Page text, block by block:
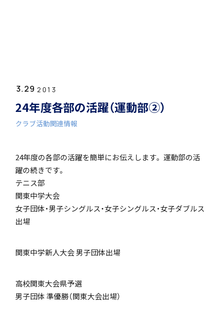
3.29 2013
24年度各部の活躍（運動部②）
クラブ活動関連情報
24年度の各部の活躍を簡単にお伝えします。 運動部の活
躍の続きです。
テニス部
関東中学大会
女子団体・男子シングルス・女子シングルス・女子ダブルス
出場
関東中学新人大会 男子団体出場
高校関東大会県予選
男子団体 準優勝（関東大会出場）
学校長挨拶
年間行事・課外活動